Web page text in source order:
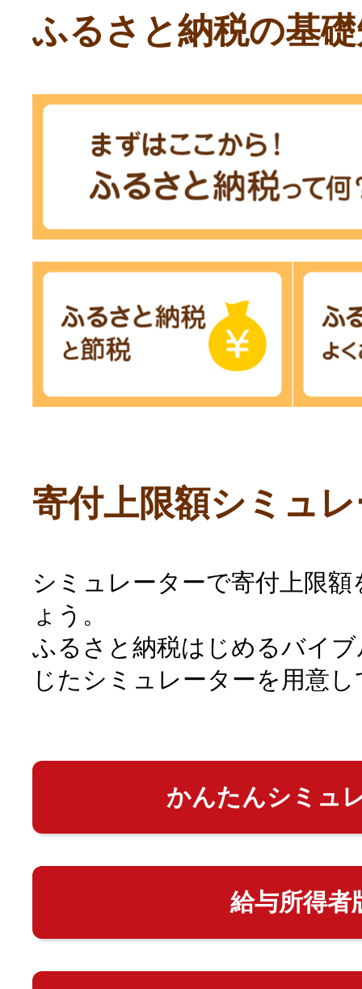
ふるさと納税の基
寄付上限額シミュ
シミュレーターで寄付上限
ょう。
ふるさと納税はじめるバイ
じたシミュレーターを用意
かんたんシミュ
給与所得者